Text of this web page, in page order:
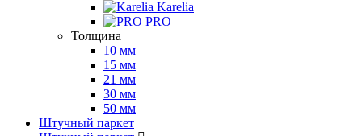
Karelia
PRO
Толщина
10 мм
15 мм
21 мм
30 мм
50 мм
Штучный паркет